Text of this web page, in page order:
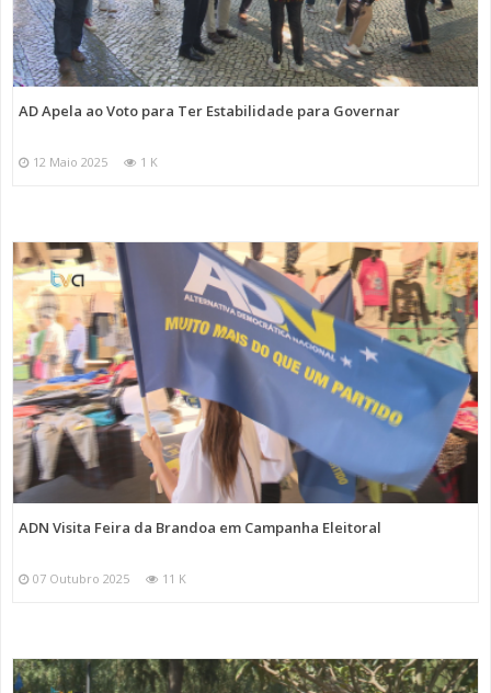
AD Apela ao Voto para Ter Estabilidade para Governar
12 Maio 2025 1 K
ADN Visita Feira da Brandoa em Campanha Eleitoral
07 Outubro 2025 11 K